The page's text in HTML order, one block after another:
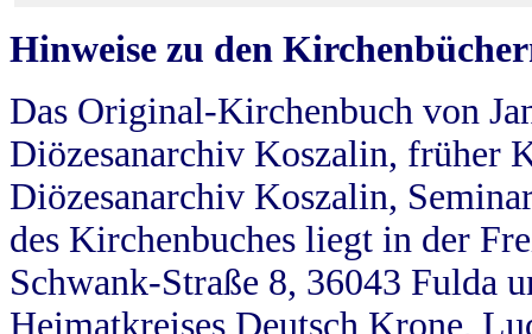
Hinweise zu den
Das Original-Kirchenbuch von
Diözesanarchiv Koszalin, früher
Diözesanarchiv Koszalin,
des Kirchenbuches liegt in der
Schwank-Straße 8, 36043 Fulda
Heimatkreises Deutsch Krone,